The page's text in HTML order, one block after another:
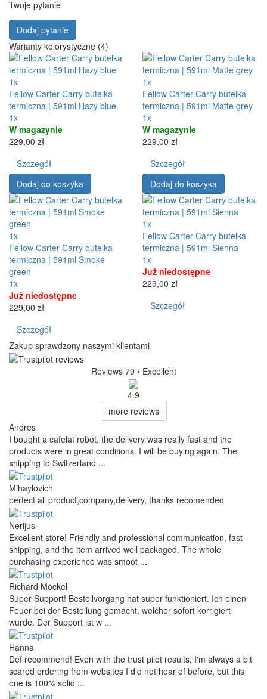
Twoje pytanie
Dodaj pytanie
Warianty kolorystyczne (4)
1x
Fellow Carter Carry butelka
termiczna | 591ml Hazy blue
1x
W magazynie
229,00 zł
Szczegół
Dodaj do koszyka
1x
Fellow Carter Carry butelka
termiczna | 591ml Matte grey
1x
W magazynie
229,00 zł
Szczegół
Dodaj do koszyka
1x
Fellow Carter Carry butelka
termiczna | 591ml Smoke
green
1x
Już niedostępne
229,00 zł
Szczegół
1x
Fellow Carter Carry butelka
termiczna | 591ml Sienna
1x
Już niedostępne
229,00 zł
Szczegół
Zakup sprawdzony naszymi klientami
Reviews 79 • Excellent
4.9
more reviews
Andres
I bought a cafelat robot, the delivery was really fast and the
products were in great conditions. I will be buying again. The
shipping to Switzerland ...
Mihaylovich
perfect all product,company,delivery, thanks recomended
Nerijus
Excellent store! Friendly and professional communication, fast
shipping, and the item arrived well packaged. The whole
purchasing experience was smoot ...
Richard Möckel
Super Support! Bestellvorgang hat super funktioniert. Ich einen
Feuer bei der Bestellung gemacht, welcher sofort korrigiert
wurde. Der Support ist w ...
Hanna
Def recommend! Even with the trust pilot results, I'm always a bit
scared ordering from websites I did not hear of before, but this
one is 100% solid ...